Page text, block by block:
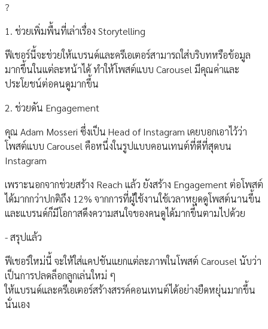
?
1. ช่วยเพิ่มพื้นที่เล่าเรื่อง Storytelling
ฟีเชอร์นี้จะช่วยให้แบรนด์และครีเอเตอร์สามารถใส่บริบทหรือข้อมูล
มากขึ้นในแต่ละหน้าได้ ทำให้โพสต์แบบ Carousel มีคุณค่าและ
ประโยชน์ต่อคนดูมากขึ้น
2. ช่วยดัน Engagement
คุณ Adam Mosseri ซึ่งเป็น Head of Instagram เคยบอกเอาไว้ว่า
โพสต์แบบ Carousel คือหนึ่งในรูปแบบคอนเทนต์ที่ดีที่สุดบน
Instagram
เพราะนอกจากช่วยสร้าง Reach แล้ว ยังสร้าง Engagement ต่อโพสต์
ได้มากกว่าปกติถึง 12% จากการที่ผู้ใช้งานใช้เวลาหยุดดูโพสต์นานขึ้น
และแบรนด์ก็มีโอกาสดึงความสนใจของคนดูได้มากขึ้นตามไปด้วย
- สรุปแล้ว
ฟีเชอร์ใหม่นี้ จะให้ใส่แคปชันแยกแต่ละภาพในโพสต์ Carousel นับว่า
เป็นการปลดล็อกลูกเล่นใหม่ ๆ
ให้แบรนด์และครีเอเตอร์สร้างสรรค์คอนเทนต์ได้อย่างยืดหยุ่นมากขึ้น
นั่นเอง